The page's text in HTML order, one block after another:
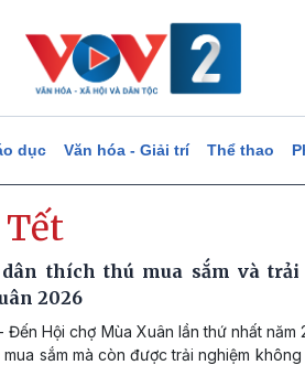
dục Văn hóa - Giải trí Thể thao
thích thú mua sắm và
2026
Đến Hội chợ Mùa Xuân lần thứ nhất
mua sắm mà còn được trải nghiệm